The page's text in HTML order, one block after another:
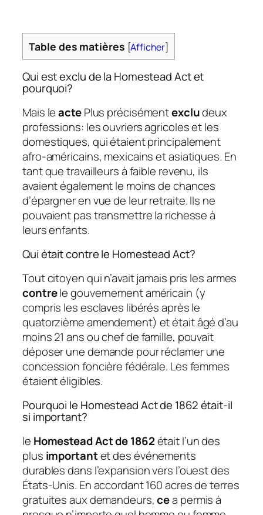
Table des matières [Afficher]
Qui est exclu de la Homestead Act et
pourquoi?
Mais leactePlus précisémentexcludeux
professions: les ouvriers agricoles et les
domestiques, qui étaient principalement
afro-américains, mexicains et asiatiques. En
tant que travailleurs à faible revenu, ils
avaient également le moins de chances
d’épargner en vue de leur retraite. Ils ne
pouvaient pas transmettre la richesse à
leurs enfants.
Qui était contre le Homestead Act?
Tout citoyen qui n’avait jamais pris les armes
contrele gouvernement américain (y
compris les esclaves libérés après le
quatorzième amendement) et était âgé d’au
moins 21 ans ou chef de famille, pouvait
déposer une demande pour réclamer une
concession foncière fédérale. Les femmes
étaient éligibles.
Pourquoi le Homestead Act de 1862 était-il
si important?
le Homestead Act de 1862était l’un des
plus importantet des événements
durables dans l’expansion vers l’ouest des
États-Unis. En accordant 160 acres de terres
gratuites aux demandeurs,cea permis à